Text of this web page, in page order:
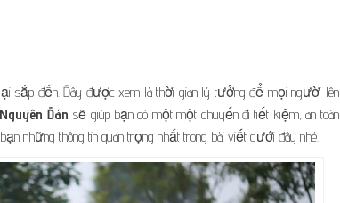
sắp đến. Đây được xem là thời gian lý tưởng để mọi người lên
Đán sẽ giúp bạn có một một chuyến đi tiết kiệm, an toàn
những thông tin quan trọng nhất trong bài viết dưới đây nhé.